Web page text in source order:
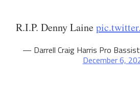
R.I.P. Denny Laine
— Darrell Craig Harris Pro
December 6,